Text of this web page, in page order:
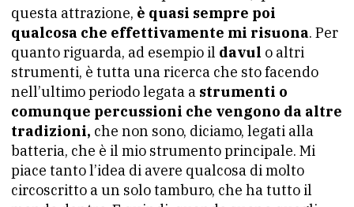
questa attrazione, è quasi sempre poi
qualcosa che effettivamente mi risuona. Per
quanto riguarda, ad esempio il davul o altri
strumenti, è tutta una ricerca che sto facendo
nell’ultimo periodo legata a strumenti o
comunque percussioni che vengono da altre
tradizioni, che non sono, diciamo, legati alla
batteria, che è il mio strumento principale. Mi
piace tanto l’idea di avere qualcosa di molto
circoscritto a un solo tamburo, che ha tutto il